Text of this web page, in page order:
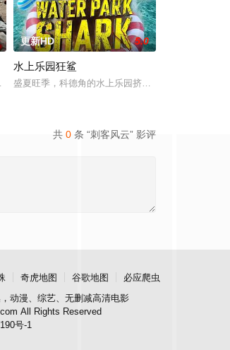
返街头，以全职蜘蛛侠的身份坚守使命，守护整座
一次重大事件后，被迫加入保健品公司，实现了自
地，与毒贩展开了一场惊心动魄的较量。三年后，
更新HD 5.0
水上乐园狂鲨
盛夏旺季，科德角的水上乐园挤满了消暑游客，一
共 0 条 “刺客风云” 影评
奇虎地图 谷歌地图
必应爬虫
动漫、综艺、无删减高清电影
All Rights Reserved
号-1